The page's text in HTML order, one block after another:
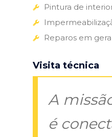
Pintura de
Reparos em
Visita técnica
A
é